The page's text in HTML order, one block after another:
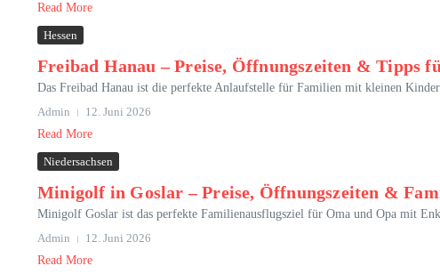
Read More
Hessen
Freibad Hanau – Preise, Öffnungszeiten & Tipps
Das Freibad Hanau ist die perfekte Anlaufstelle für Familien mit kleinen
Admin
12. Juni 2026
Read More
Niedersachsen
Minigolf in Goslar – Preise, Öffnungszeiten &
Minigolf Goslar ist das perfekte Familienausflugsziel für Oma und Opa mit
Admin
12. Juni 2026
Read More